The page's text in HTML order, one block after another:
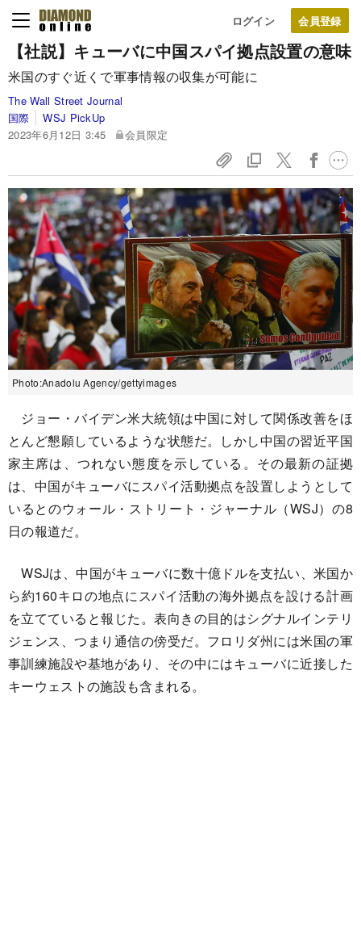
ログイン
【社説】キューバに中国スパイ拠点設置の意味
米国のすぐ近くで軍事情報の収集が可能に
The Wall Street Journal
国際
WSJ PickUp
2023年6月12日 3:45
会員限定
Photo:Anadolu Agency/gettyimages
ジョー・バイデン米大統領は中国に対して関係改善をほ
とんど懇願しているような状態だ。しかし中国の習近平国
家主席は、つれない態度を示している。その最新の証拠
は、中国がキューバにスパイ活動拠点を設置しようとして
いるとのウォール・ストリート・ジャーナル（WSJ）の8
日の報道だ。
WSJは、中国がキューバに数十億ドルを支払い、米国か
ら約160キロの地点にスパイ活動の海外拠点を設ける計画
を立てていると報じた。表向きの目的はシグナルインテリ
ジェンス、つまり通信の傍受だ。フロリダ州には米国の軍
事訓練施設や基地があり、その中にはキューバに近接した
キーウェストの施設も含まれる。